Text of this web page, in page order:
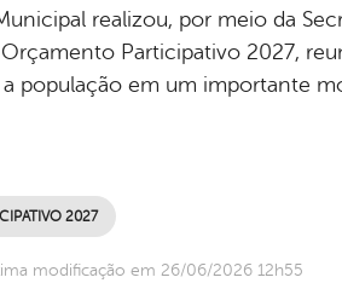
realizou, por meio da
Participativo 2027,
população em um importante
2027
modificação em 26/06/2026 12h55